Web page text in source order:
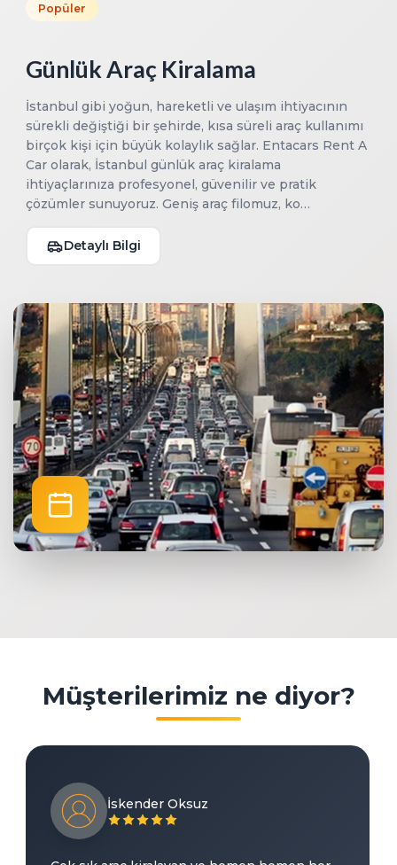
Popüler
Günlük Araç Kiralama
İstanbul gibi yoğun, hareketli ve ulaşım ihtiyacının
sürekli değiştiği bir şehirde, kısa süreli araç kullanımı
birçok kişi için büyük kolaylık sağlar. Entacars Rent A
Car olarak, İstanbul günlük araç kiralama
ihtiyaçlarınıza profesyonel, güvenilir ve pratik
çözümler sunuyoruz. Geniş araç filomuz, ko…
Detaylı Bilgi
Müşterilerimiz ne diyor?
İskender Oksuz